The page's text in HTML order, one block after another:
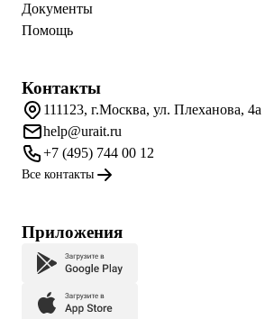
Документы
Помощь
Контакты
111123, г.Москва, ул. Плеханова, 4а
help@urait.ru
+7 (495) 744 00 12
Все контакты
Приложения